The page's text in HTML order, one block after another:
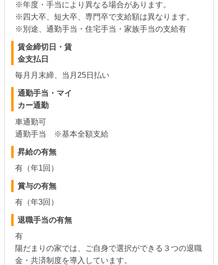
※年度・手当により異なる場合があります。
※四大卒、短大卒、専門卒で支給額は異なります。
※別途、通勤手当・住宅手当・家族手当の支給有
賃金締切日・賃
金支払日
毎月月末締、当月25日払い
通勤手当・マイ
カー通勤
車通勤可
通勤手当 ※基本全額支給
昇給の有無
有（年1回）
賞与の有無
有（年3回）
退職手当の有無
有
陽だまりの家では、ご自身で選択ができる３つの退職
金・共済制度を導入しています。